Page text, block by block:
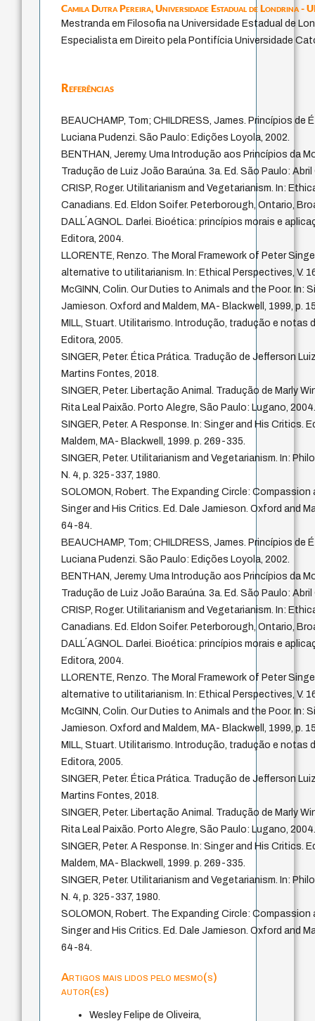
Camila Dutra Pereira,Universidade Estadual de Londrina -
Mestranda em Filosofia na Universidade Estadual de
Especialista em Direito pela Pontifícia Universidade
Referências
BEAUCHAMP, Tom; CHILDRESS, James. Princípios de
Luciana Pudenzi. São Paulo: Edições Loyola, 2002.
BENTHAN, Jeremy. Uma Introdução aos Princípios da
Tradução de Luiz João Baraúna. 3a. Ed. São Paulo:
CRISP, Roger. Utilitarianism and Vegetarianism. In:
Canadians. Ed. Eldon Soifer. Peterborough, Ontario,
DALL´AGNOL. Darlei. Bioética: princípios morais e
Editora, 2004.
LLORENTE, Renzo. The Moral Framework of Peter
alternative to utilitarianism. In: Ethical Perspectives, V.
McGINN, Colin. Our Duties to Animals and the Poor. In:
Jamieson. Oxford and Maldem, MA- Blackwell, 1999, p.
MILL, Stuart. Utilitarismo. Introdução, tradução e notas
Editora, 2005.
SINGER, Peter. Ética Prática. Tradução de Jefferson
Martins Fontes, 2018.
SINGER, Peter. Libertação Animal. Tradução de Marly
Rita Leal Paixão. Porto Alegre, São Paulo: Lugano,
SINGER, Peter. A Response. In: Singer and His Critics.
Maldem, MA- Blackwell, 1999. p. 269-335.
SINGER, Peter. Utilitarianism and Vegetarianism. In:
N. 4, p. 325-337, 1980.
SOLOMON, Robert. The Expanding Circle:
Singer and His Critics. Ed. Dale Jamieson. Oxford and
64-84.
BEAUCHAMP, Tom; CHILDRESS, James. Princípios de
Luciana Pudenzi. São Paulo: Edições Loyola, 2002.
BENTHAN, Jeremy. Uma Introdução aos Princípios da
Tradução de Luiz João Baraúna. 3a. Ed. São Paulo:
CRISP, Roger. Utilitarianism and Vegetarianism. In:
Canadians. Ed. Eldon Soifer. Peterborough, Ontario,
DALL´AGNOL. Darlei. Bioética: princípios morais e
Editora, 2004.
LLORENTE, Renzo. The Moral Framework of Peter
alternative to utilitarianism. In: Ethical Perspectives, V.
McGINN, Colin. Our Duties to Animals and the Poor. In:
Jamieson. Oxford and Maldem, MA- Blackwell, 1999, p.
MILL, Stuart. Utilitarismo. Introdução, tradução e notas
Editora, 2005.
SINGER, Peter. Ética Prática. Tradução de Jefferson
Martins Fontes, 2018.
SINGER, Peter. Libertação Animal. Tradução de Marly
Rita Leal Paixão. Porto Alegre, São Paulo: Lugano,
SINGER, Peter. A Response. In: Singer and His Critics.
Maldem, MA- Blackwell, 1999. p. 269-335.
SINGER, Peter. Utilitarianism and Vegetarianism. In:
N. 4, p. 325-337, 1980.
SOLOMON, Robert. The Expanding Circle:
Singer and His Critics. Ed. Dale Jamieson. Oxford and
64-84.
Artigos mais lidos pelo mesmo(s)
autor(es)
Wesley Felipe de Oliveira,